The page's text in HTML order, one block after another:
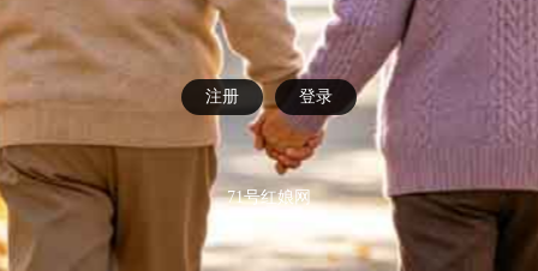
注册 登录
71号红娘网